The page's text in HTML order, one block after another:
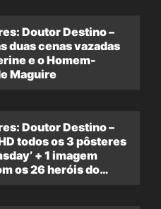
Doutor Destino –
duas cenas vazadas
e o Homem-
Maguire
Doutor Destino –
todos os 3 pôsteres
+ 1 imagem
os 26 heróis do